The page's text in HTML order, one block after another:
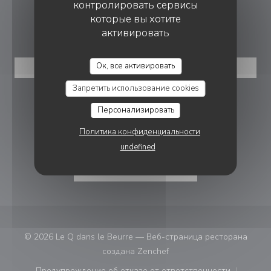
контролировать сервисы
которые вы хотите
активировать
Ок, все активировать
Запретить использование cookies
Персонализировать
Политика конфиденциальности
undefined
БРОНИРОВАНИЕ
ЗАБРОНИРОВАТЬ СТОЛИК
ПРИСОЕДИНЯЙТЕСЬ К НАМ
Facebook ((открывается в новом
Instagram ((открывается в
© 2026 Le Q dans le Beurre — Веб-страница ресторана
создана Zenchef((открывается в новом